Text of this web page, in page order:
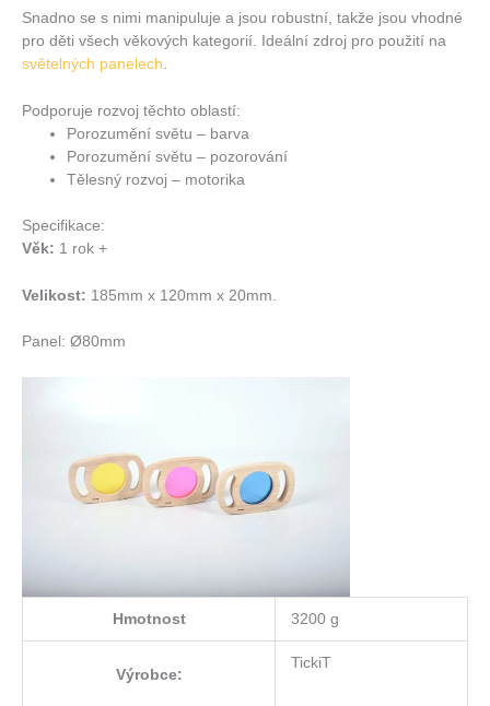
Snadno se s nimi manipuluje a jsou robustní, takže jsou vhodné
pro děti všech věkových kategorií. Ideální zdroj pro použití na
světelných panelech.
Podporuje rozvoj těchto oblastí:
Porozumění světu – barva
Porozumění světu – pozorování
Tělesný rozvoj – motorika
Specifikace:
Věk: 1 rok +
Velikost: 185mm x 120mm x 20mm.
Panel: Ø80mm
Hmotnost 3200 g
Výrobce:
TickiT